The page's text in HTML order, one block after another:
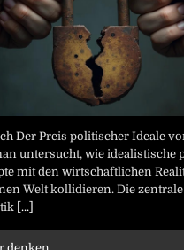
Der Preis politischer Ideale
untersucht, wie idealistische
mit den wirtschaftlichen
Welt kollidieren. Die zentrale
[...]